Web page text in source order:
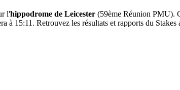
l'hippodrome de Leicester (59ème Réunion PMU).
à 15:11. Retrouvez les résultats et rapports du Stakes